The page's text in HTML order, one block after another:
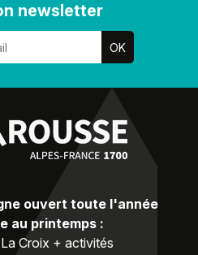
newsletter
ouvert toute l'année
au printemps :
Croix + activités